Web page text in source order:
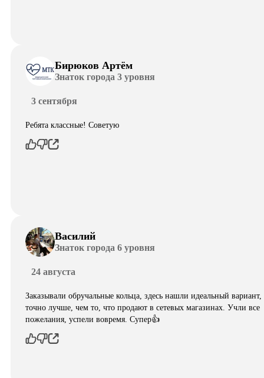
Бирюков Артём
Знаток города 3 уровня
3 сентября
Ребята классные! Советую
Василий
Знаток города 6 уровня
24 августа
Заказывали обручальные кольца, здесь нашли идеальный вариант,
точно лучше, чем то, что продают в сетевых магазинах. Учли все
пожелания, успели вовремя. Супер👍